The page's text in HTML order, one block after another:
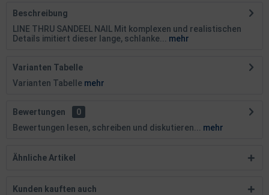
Beschreibung
LINE THRU SANDEEL NAIL Mit komplexen und realistischen
Details imitiert dieser lange, schlanke...
mehr
Varianten Tabelle
Varianten Tabelle mehr
Bewertungen
0
Bewertungen lesen, schreiben und diskutieren...
mehr
Ähnliche Artikel
Kunden kauften auch